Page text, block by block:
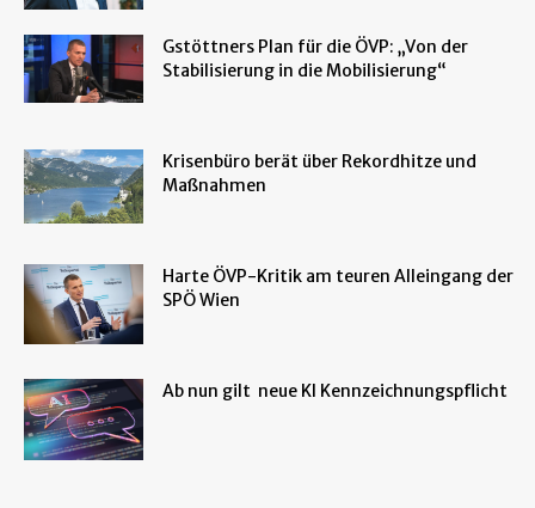
Gstöttners Plan für die ÖVP: „Von der
Stabilisierung in die Mobilisierung“
Krisenbüro berät über Rekordhitze und
Maßnahmen
Harte ÖVP-Kritik am teuren Alleingang der
SPÖ Wien
Ab nun gilt neue KI Kennzeichnungspflicht